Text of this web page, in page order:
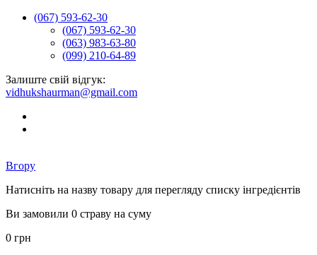
(067) 593-62-30
(067) 593-62-30
(063) 983-63-80
(099) 210-64-89
Залиште свій відгук:
vidhukshaurman@gmail.com
Вгору
Натисніть на назву товару для перегляду списку інгредієнтів
Ви замовили 0 страву на суму
0 грн